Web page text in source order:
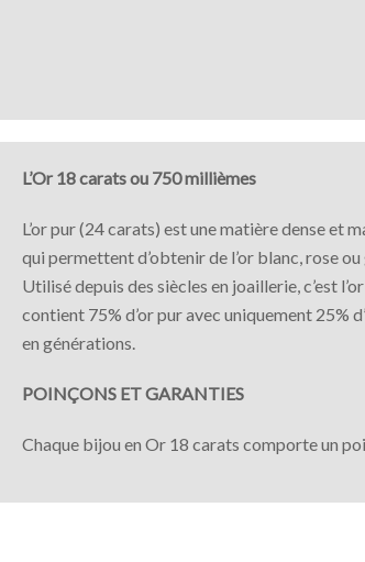
L’Or 18 carats ou 750 millièmes
L’or pur (24 carats) est une matière dense et
qui permettent d’obtenir de l’or blanc, rose ou
Utilisé depuis des siècles en joaillerie, c’est
contient 75% d’or pur avec uniquement 25%
en générations.
POINÇONS ET GARANTIES
Chaque bijou en Or 18 carats comporte un